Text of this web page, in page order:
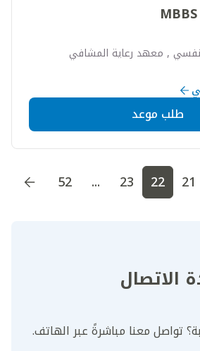
, معهد رعاية المشافي
طلب موعد
اذهب إلى الصفحة اذهب إلى 21
22
23
...
52
الاتصال
تواصل معنا مباشرةً عبر الهاتف.